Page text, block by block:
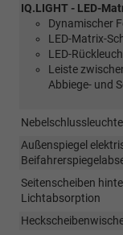
IQ.LIGHT - LED-
Dynamischer
LED-Matrix-
LED-
Leiste
Abbiege- und
Nebelschlussleuchte
Außenspiegel
Seitenscheiben
Lichtabsorption